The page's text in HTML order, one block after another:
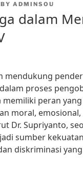
BY ADMINSOU
dalam
mendukung
proses
peran
moral,
Dr. Supriyanto,
sumber
diskriminasi